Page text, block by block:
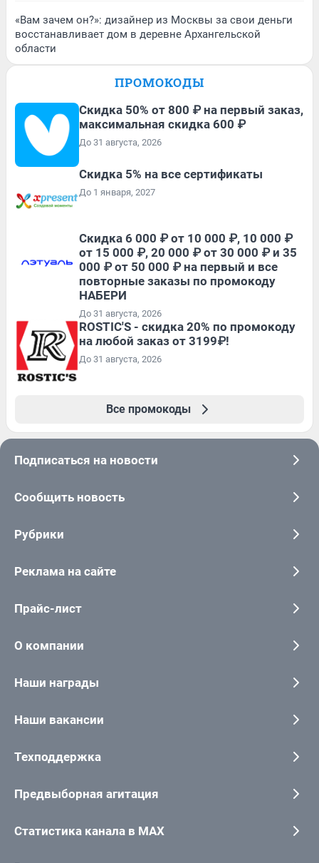
«Вам зачем он?»: дизайнер из Москвы за свои деньги
восстанавливает дом в деревне Архангельской
области
ПРОМОКОДЫ
Скидка 50% от 800 ₽ на первый заказ,
максимальная скидка 600 ₽
До 31 августа, 2026
Скидка 5% на все сертификаты
До 1 января, 2027
Скидка 6 000 ₽ от 10 000 ₽, 10 000 ₽
от 15 000 ₽, 20 000 ₽ от 30 000 ₽ и 35
000 ₽ от 50 000 ₽ на первый и все
повторные заказы по промокоду
НАБЕРИ
До 31 августа, 2026
ROSTIC'S - скидка 20% по промокоду
на любой заказ от 3199₽!
До 31 августа, 2026
Все промокоды
Подписаться на новости
Сообщить новость
Рубрики
Реклама на сайте
Прайс-лист
О компании
Наши награды
Наши вакансии
Техподдержка
Предвыборная агитация
Статистика канала в MAX